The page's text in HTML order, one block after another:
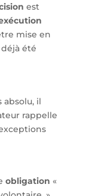
est
mise en
été
absolu, il
rappelle
obligation «